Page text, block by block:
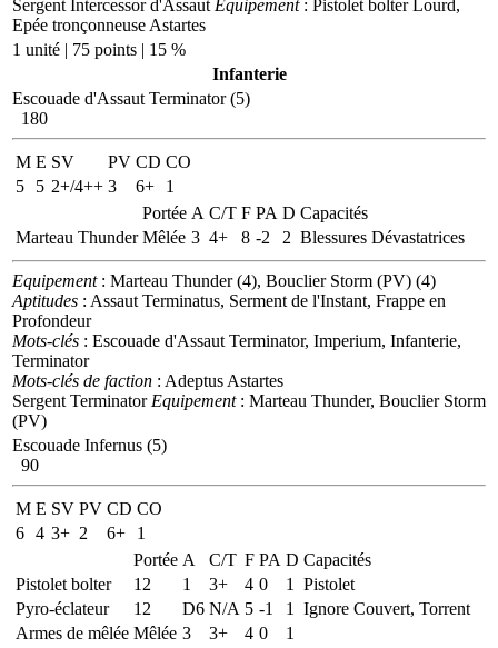
Sergent Intercessor d'Assaut Equipement: Pistolet bolter Lourd,
Epée tronçonneuse Astartes
1 unité | 75 points | 15 %
Infanterie
Escouade d'Assaut Terminator (5)
180
M E SV PV CD CO
5
5 2+/4++ 3 6+
1
Portée A C/T F PA D Capacités
Marteau Thunder Mêlée 3 4+ 8 -2 2 Blessures Dévastatrices
Equipement: Marteau Thunder (4), Bouclier Storm (PV) (4)
Aptitudes : Assaut Terminatus, Serment de l'Instant, Frappe en
Profondeur
Mots-clés : Escouade d'Assaut Terminator, Imperium, Infanterie,
Terminator
Mots-clés de faction : Adeptus Astartes
Sergent Terminator Equipement: Marteau Thunder, Bouclier Storm
(PV)
Escouade Infernus (5)
90
M E SV PV CD CO
6 4 3+ 2 6+
1
Portée A C/T F PA D Capacités
Pistolet bolter
12 1 3+ 4 0 1
Pistolet
Pyro-éclateur
12 D6 N/A 5 -1 1
Ignore Couvert, Torrent
Armes de mêlée Mêlée 3 3+ 4 0 1